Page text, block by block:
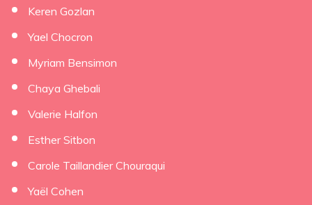
Keren Gozlan
Yael Chocron
Myriam Bensimon
Chaya Ghebali
Valerie Halfon
Esther Sitbon
Carole Taillandier Chouraqui
Yaël Cohen